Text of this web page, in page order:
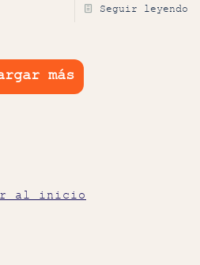
Seguir leyendo
más
al inicio